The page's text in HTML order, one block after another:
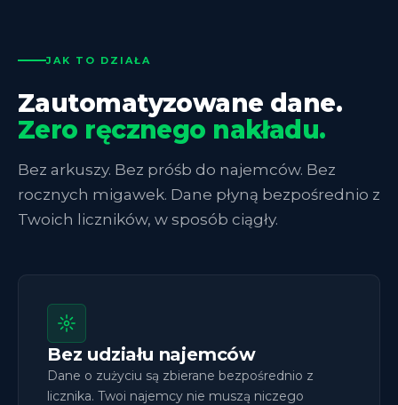
JAK TO DZIAŁA
Zautomatyzowane dane.
Zero ręcznego nakładu.
Bez arkuszy. Bez próśb do najemców. Bez
rocznych migawek. Dane płyną bezpośrednio z
Twoich liczników, w sposób ciągły.
Bez udziału najemców
Dane o zużyciu są zbierane bezpośrednio z
licznika. Twoi najemcy nie muszą niczego